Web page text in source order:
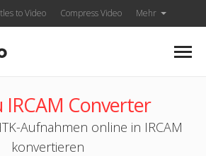
to Video Compress Video Mehr
IRCAM Converter
Aufnahmen online in IRCAM
konvertieren